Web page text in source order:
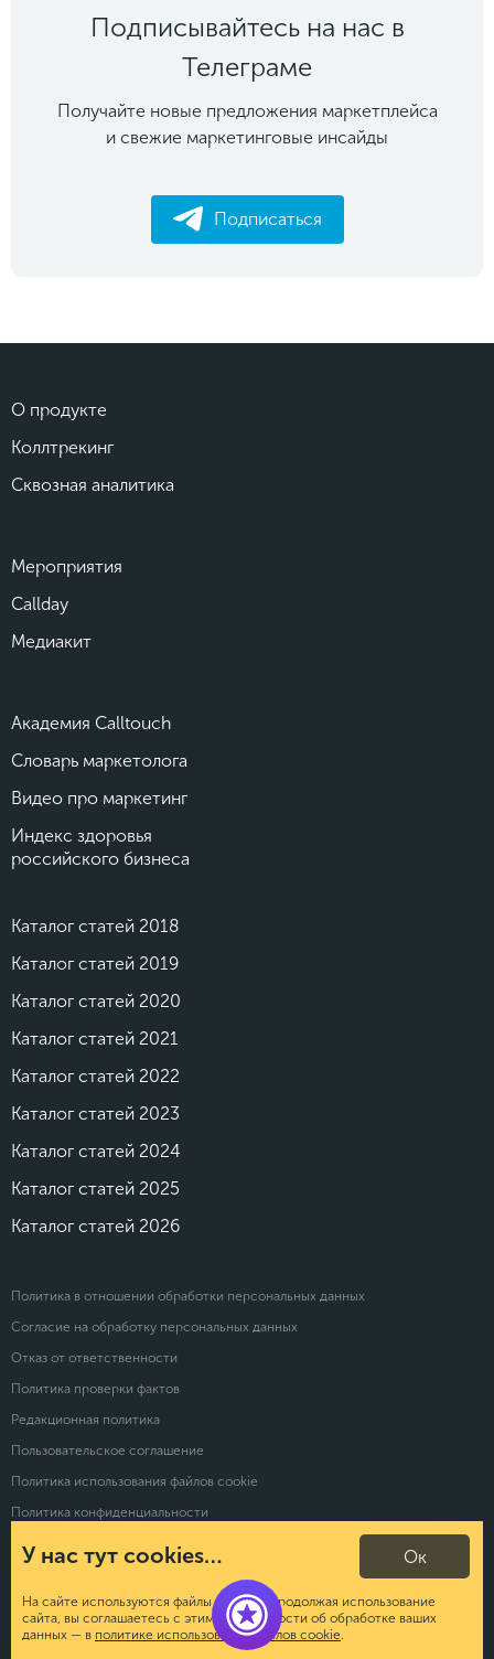
Подписывайтесь на нас в
Телеграме
Получайте новые предложения маркетплейса
и свежие маркетинговые инсайды
Подписаться
© 2026 Calltouch. Все права защищены
О продукте
Коллтрекинг
Сквозная аналитика
Мероприятия
Callday
Медиакит
Академия Calltouch
Словарь маркетолога
Видео про маркетинг
Индекс здоровья
российского бизнеса
Каталог статей 2018
Каталог статей 2019
Каталог статей 2020
Каталог статей 2021
Каталог статей 2022
Каталог статей 2023
Каталог статей 2024
Каталог статей 2025
Каталог статей 2026
Политика в отношении обработки персональных данных
Согласие на обработку персональных данных
Отказ от ответственности
Политика проверки фактов
Редакционная политика
Пользовательское соглашение
Политика использования файлов cookie
Политика конфиденциальности
У нас тут cookies…
На сайте используются файлы cookies. Продолжая использование
сайта, вы соглашаетесь с этим. Подробности об обработке ваших
данных — в политике использования файлов cookie.
Ок